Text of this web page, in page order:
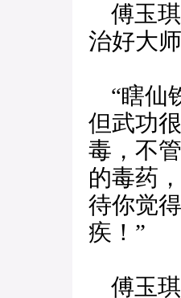
傅玉琪
治好大
“瞎仙
但武功
毒，不
的毒药
待你觉
疾！”
傅玉琪